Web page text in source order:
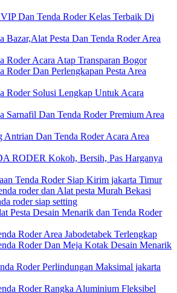
Dan Tenda Roder Kelas Terbaik Di
Bazar,Alat Pesta Dan Tenda Roder Area
Roder Acara Atap Transparan Bogor
Roder Dan Perlengkapan Pesta Area
Roder Solusi Lengkap Untuk Acara
Sarnafil Dan Tenda Roder Premium Area
Antrian Dan Tenda Roder Acara Area
RODER Kokoh, Bersih, Pas Harganya
Tenda Roder Siap Kirim jakarta Timur
roder dan Alat pesta Murah Bekasi
roder siap setting
Pesta Desain Menarik dan Tenda Roder
Roder Area Jabodetabek Terlengkap
Roder Dan Meja Kotak Desain Menarik
Roder Perlindungan Maksimal jakarta
Roder Rangka Aluminium Fleksibel